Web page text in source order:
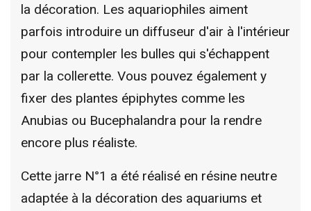
la décoration. Les aquariophiles aiment
parfois introduire un diffuseur d'air à l'intérieur
pour contempler les bulles qui s'échappent
par la collerette. Vous pouvez également y
fixer des plantes épiphytes comme les
Anubias ou Bucephalandra pour la rendre
encore plus réaliste.
Cette jarre N°1 a été réalisé en résine neutre
adaptée à la décoration des aquariums et